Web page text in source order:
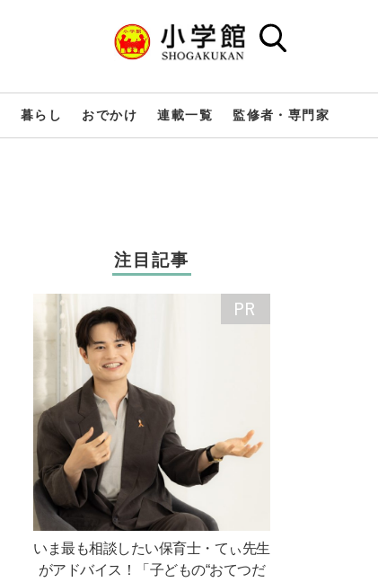
暮らし おでかけ 連載一覧 監修者・専門家
注目記事
いま最も相談したい保育士・てぃ先生
がアドバイス！「子どもの“おてつだ